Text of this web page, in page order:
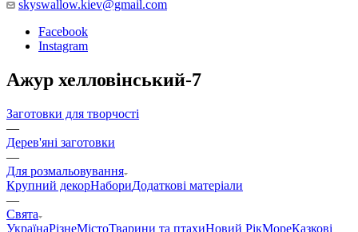
skyswallow.kiev@gmail.com
Facebook
Instagram
Ажур хелловінський-7
Заготовки для творчості
—
Дерев'яні заготовки
—
Для розмальовування
Крупний декорНабориДодаткові матеріали
—
Свята
УкраїнаРізнеМістоТварини та птахиНовий РікМореКазкові